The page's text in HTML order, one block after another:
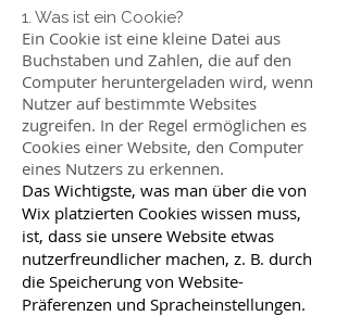
1. Was ist ein Cookie?
Ein Cookie ist eine kleine Datei aus
Buchstaben und Zahlen, die auf den
Computer heruntergeladen wird, wenn
Nutzer auf bestimmte Websites
zugreifen. In der Regel ermöglichen es
Cookies einer Website, den Computer
eines Nutzers zu erkennen.​
Das Wichtigste, was man über die von
Wix platzierten Cookies wissen muss,
ist, dass sie unsere Website etwas
nutzerfreundlicher machen, z. B. durch
die Speicherung von Website-
Präferenzen und Spracheinstellungen.